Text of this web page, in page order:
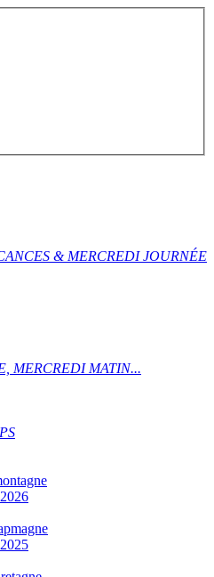
& MERCREDI JOURNÉE
MERCREDI MATIN...